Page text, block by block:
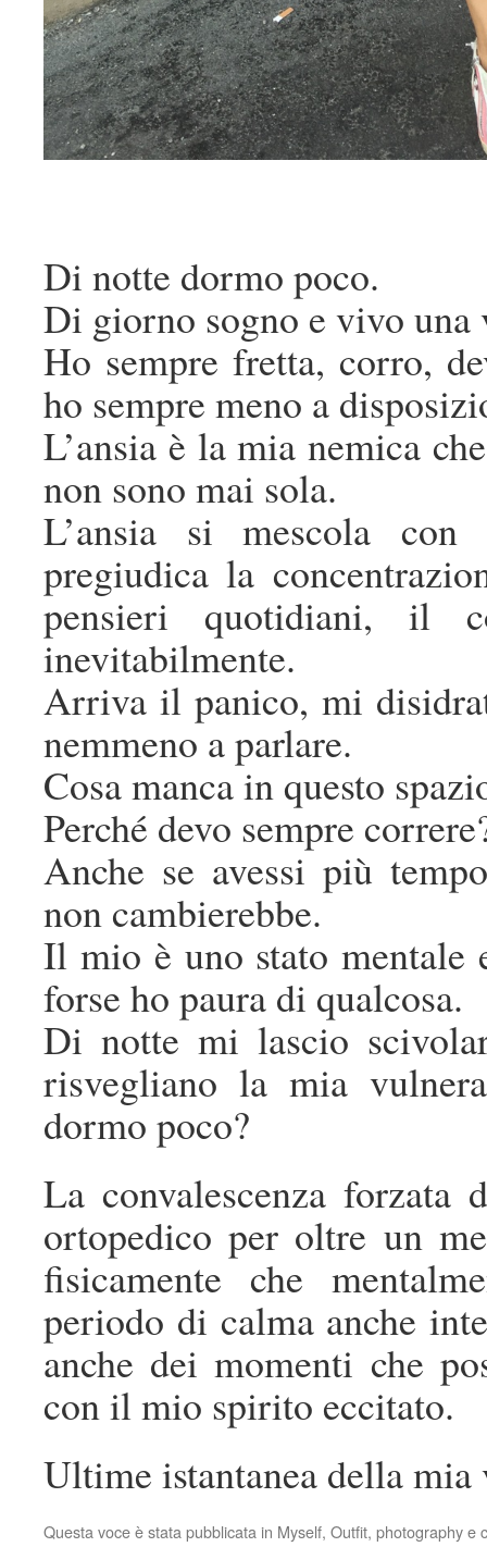
Di notte dormo poco.
Di giorno sogno e vivo una
Ho sempre fretta, corro,
ho sempre meno a
L’ansia è la mia nemica
non sono mai sola.
L’ansia si mescola con
pregiudica la
pensieri quotidiani, il
inevitabilmente.
Arriva il panico, mi
nemmeno a parlare.
Cosa manca in questo
Perché devo sempre
Anche se avessi più
non cambierebbe.
Il mio è uno stato mentale
forse ho paura di qualcosa.
Di notte mi lascio
risvegliano la mia
dormo poco?
La convalescenza
ortopedico per oltre un
fisicamente che
periodo di calma anche
anche dei momenti che
con il mio spirito eccitato.
Ultime istantanea della
Questa voce è stata pubblicata in Myself, Outfit, photographye